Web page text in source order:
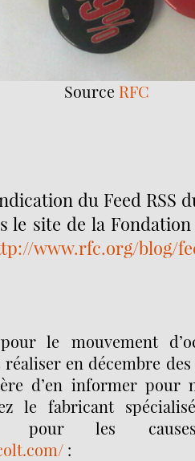
Source RFC
du Feed RSS
le site de la
www.rfc.org/blog/
le mouvement
en décembre
d’en informer pour
le fabricant
pour les causes
: